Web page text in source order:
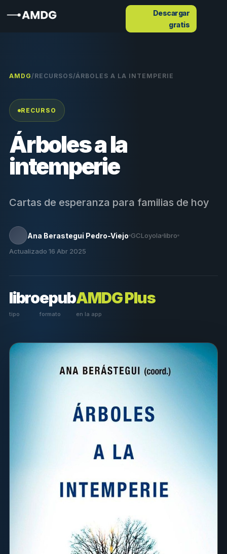
Descargar
gratis
AMDG/RECURSOS/ÁRBOLES A LA INTEMPERIE
RECURSO
Árboles a la
intemperie
Cartas de esperanza para familias de hoy
Ana Berastegui Pedro-Viejo GCLoyola libro
Actualizado 16 Abr 2025
libro
tipo
epub
formato
AMDG Plus
en la app